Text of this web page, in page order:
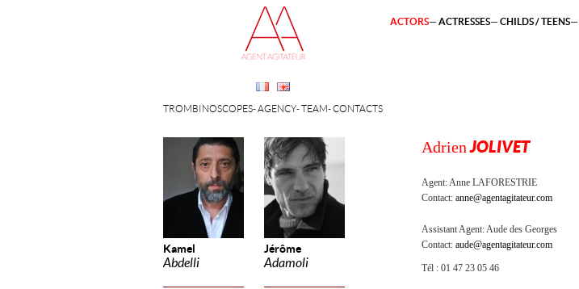
Kamel
Abdelli
Jérôme
Adamoli
TROMBINOSCOPES AGENCY TEAM CONTACTS
ACTORS ACTRESSES CHILDS / TEENS
AdrienJOLIVET
Agent:Anne LAFORESTRIE
Contact: anne@agentagitateur.com
Assistant Agent:Aude des Georges
Contact: aude@agentagitateur.com
Tél : 01 47 23 05 46